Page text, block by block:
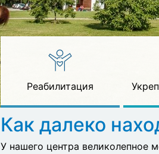
Реабилитация
Как далеко
У нашего центра